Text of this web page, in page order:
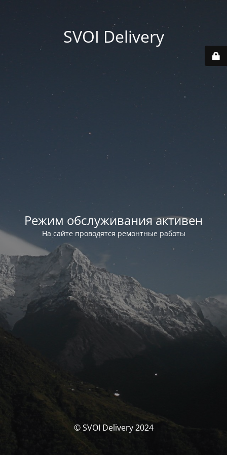
SVOI Delivery
Режим обслуживания активен
На сайте проводятся ремонтные работы
© SVOI Delivery 2024